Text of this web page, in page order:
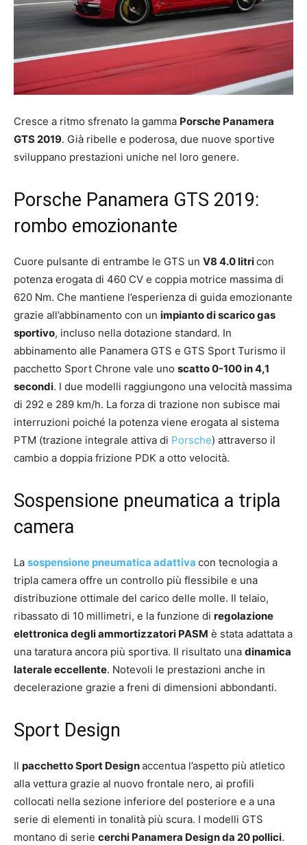
Cresce a ritmo sfrenato la gamma Porsche Panamera
GTS 2019. Già ribelle e poderosa, due nuove sportive
sviluppano prestazioni uniche nel loro genere.
Porsche Panamera GTS 2019:
rombo emozionante
Cuore pulsante di entrambe le GTS un V8 4.0 litricon
potenza erogata di 460 CV e coppia motrice massima di
620 Nm. Che mantiene l’esperienza di guida emozionante
grazie all’abbinamento con un impianto di scarico gas
sportivo, incluso nella dotazione standard. In
abbinamento alle Panamera GTS e GTS Sport Turismo il
pacchetto Sport Chrone vale uno scatto 0-100 in 4,1
secondi. I due modelli raggiungono una velocità massima
di 292 e 289 km/h. La forza di trazione non subisce mai
interruzioni poiché la potenza viene erogata al sistema
PTM (trazione integrale attiva di Porsche) attraverso il
cambio a doppia frizione PDK a otto velocità.
Sospensione pneumatica a tripla
camera
La sospensione pneumatica adattiva con tecnologia a
tripla camera offre un controllo più flessibile e una
distribuzione ottimale del carico delle molle. Il telaio,
ribassato di 10 millimetri, e la funzione di regolazione
elettronica degli ammortizzatori PASM è stata adattata a
una taratura ancora più sportiva. Il risultato una dinamica
laterale eccellente. Notevoli le prestazioni anche in
decelerazione grazie a freni di dimensioni abbondanti.
Sport Design
Il pacchetto Sport Designaccentua l’aspetto più atletico
alla vettura grazie al nuovo frontale nero, ai profili
collocati nella sezione inferiore del posteriore e a una
serie di elementi in tonalità più scura. I modelli GTS
montano di serie cerchi Panamera Design da 20 pollici.